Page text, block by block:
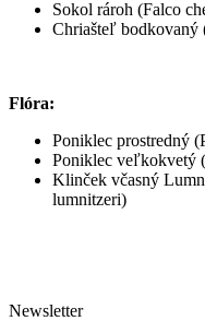
Sokol rároh (Falco
Chriašteľ bodkovaný
Flóra:
Poniklec prostredný
Poniklec veľkokvetý
Klinček včasný
lumnitzeri)
Newsletter